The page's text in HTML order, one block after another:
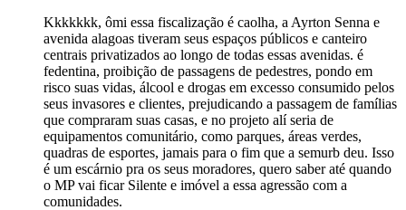
Kkkkkkk, ômi essa fiscalização é caolha, a Ayrton Senna e
avenida alagoas tiveram seus espaços públicos e canteiro
centrais privatizados ao longo de todas essas avenidas. é
fedentina, proibição de passagens de pedestres, pondo em
risco suas vidas, álcool e drogas em excesso consumido pelos
seus invasores e clientes, prejudicando a passagem de famílias
que compraram suas casas, e no projeto alí seria de
equipamentos comunitário, como parques, áreas verdes,
quadras de esportes, jamais para o fim que a semurb deu. Isso
é um escárnio pra os seus moradores, quero saber até quando
o MP vai ficar Silente e imóvel a essa agressão com a
comunidades.